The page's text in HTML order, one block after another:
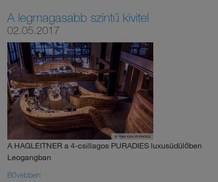
A legmagasabb szintű kivitel
02.05.2017
A HAGLEITNER a 4-csillagos PURADIES luxusüdülőben
Leogangban
Bővebben